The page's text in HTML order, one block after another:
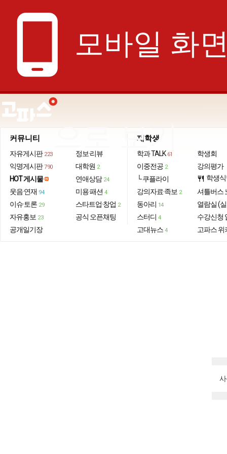
phone_android 모바일 화
으로 보기
커뮤니티
자유게시판 223
익명게시판 790
HOT 게시물
웃음·연재 94
이슈·토론 29
자유홍보 23
공개일기장
정보·리뷰
대학원 2
연애상담 24
미용·패션 4
스타트업·창업 2
공식 오픈채팅
재학생
학과 TALK 61
이중전공 2
└ 쿠플라이
강의자료·족보 2
동아리 14
스터디 4
고대뉴스 4
학생회
강의평가
restaurant 학생
셔틀버스
열람실 (
수강신청
고파스 위